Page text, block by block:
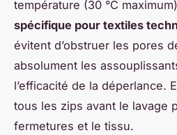
température (30 °C
spécifique pour textiles
évitent d’obstruer les pores
absolument les
l’efficacité de la déperlance.
tous les zips avant le lavage
fermetures et le tissu.